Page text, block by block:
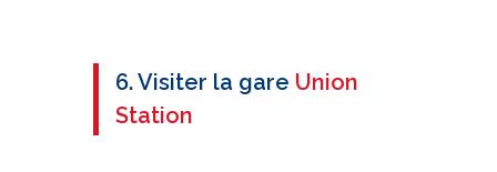
6. Visiter la gare Union
Station